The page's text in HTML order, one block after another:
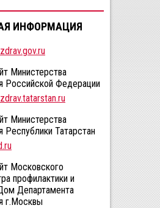
ИНФОРМАЦИЯ
Министерства
Российской Федерации
Министерства
Республики Татарстан
Московского
профилактики и
Департамента
г.Москвы